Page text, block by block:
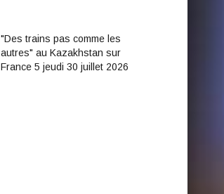
"Des trains pas comme les
autres" au Kazakhstan sur
France 5 jeudi 30 juillet 2026